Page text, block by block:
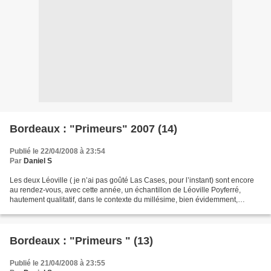
Bordeaux : "Primeurs" 2007 (14)
Publié le 22/04/2008 à 23:54
Par Daniel S
Les deux Léoville ( je n’ai pas goûté Las Cases, pour l’instant) sont encore
au rendez-vous, avec cette année, un échantillon de Léoville Poyferré,
hautement qualitatif, dans le contexte du millésime, bien évidemment,
Bordeaux : "Primeurs " (13)
Publié le 21/04/2008 à 23:55